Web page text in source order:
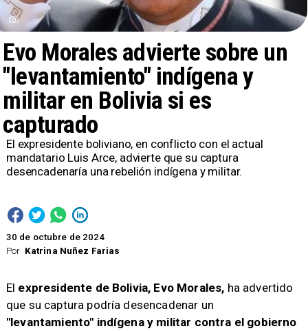
Por Katrina Nuñez Farias
Evo Morales advierte sobre un
"levantamiento" indígena y
militar en Bolivia si es
capturado
30 de octubre de 2024
​El expresidente boliviano, en conflicto con el actual
mandatario Luis Arce, advierte que su captura
desencadenaría una rebelión indígena y militar.
​El expresidente de Bolivia, Evo Morales, ha advertido
que su captura podría desencadenar un
"levantamiento" indígena y militar contra el gobierno